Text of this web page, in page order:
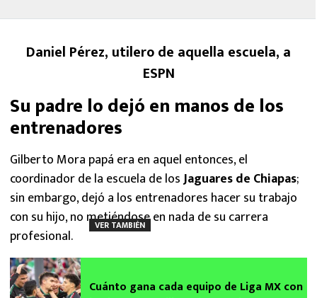
Daniel Pérez, utilero de aquella escuela, a
ESPN
Su padre lo dejó en manos de los
entrenadores
Gilberto Mora papá era en aquel entonces, el
coordinador de la escuela de losJaguares de Chiapas;
sin embargo, dejó a los entrenadores hacer su trabajo
con su hijo, no metiéndose en nada de su carrera
profesional.
VER TAMBIÉN
Cuánto gana cada equipo de Liga MX con